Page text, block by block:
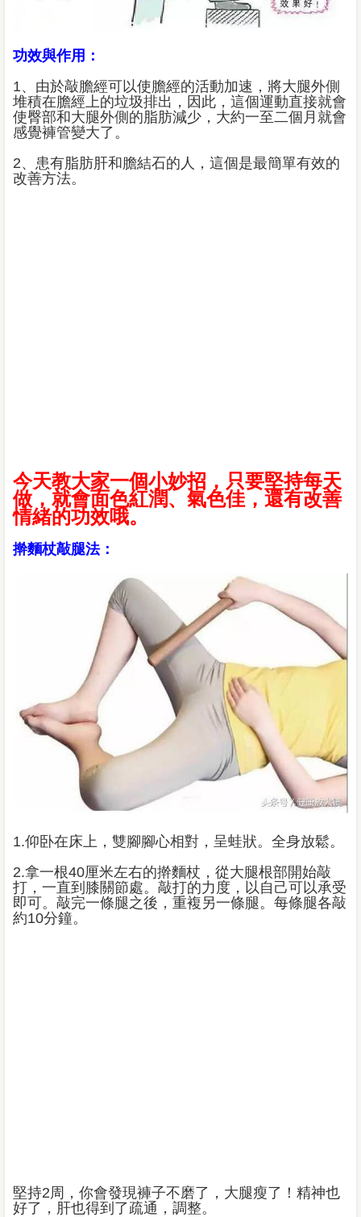
功效與作用：
1、由於敲膽經可以使膽經的活動加速，將大腿外側
堆積在膽經上的垃圾排出，因此，這個運動直接就會
使臀部和大腿外側的脂肪減少，大約一至二個月就會
感覺褲管變大了。
2、患有脂肪肝和膽結石的人，這個是最簡單有效的
改善方法。
今天教大家一個小妙招，只要堅持每天
做，就會面色紅潤、氣色佳，還有改善
情緒的功效哦。
擀麵杖敲腿法：
1.仰卧在床上，雙腳腳心相對，呈蛙狀。全身放鬆。
2.拿一根40厘米左右的擀麵杖，從大腿根部開始敲
打，一直到膝關節處。敲打的力度，以自己可以承受
即可。敲完一條腿之後，重複另一條腿。每條腿各敲
約10分鐘。
堅持2周，你會發現褲子不磨了，大腿瘦了！精神也
好了，肝也得到了疏通，調整。